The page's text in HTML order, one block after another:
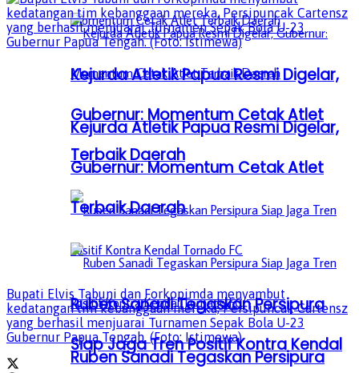
Kejurda Atletik Papua Resmi Digelar,
Gubernur: Momentum Cetak Atlet
Terbaik Daerah
Ruben Sanadi Tegaskan Persipura
Siap Jaga Tren Positif Kontra Kendal
Kejurda Atletik Papua Resmi Digelar,
Gubernur: Momentum Cetak Atlet
Terbaik Daerah
Ruben Sanadi Tegaskan Persipura
Bupati Elvis Tabuni dan Forkopimda menyambut
kedatangan tim kebanggaan mereka, Persipuncak Cartensz
yang berhasil menjuarai Turnamen Sepak Bola U-23
Gubernur Papua Tengah. (Foto: Istimewa)